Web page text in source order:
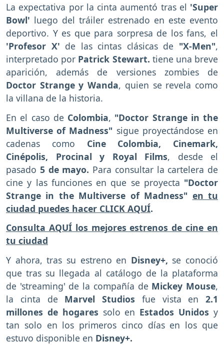
La expectativa por la cinta aumentó tras el 'Super
Bowl' luego del tráiler estrenado en este evento
deportivo. Y es que para sorpresa de los fans, el
'Profesor X' de las cintas clásicas de "X-Men",
interpretado por Patrick Stewart. tiene una breve
aparición, además de versiones zombies de
Doctor Strange y Wanda, quien se revela como
la villana de la historia.
En el caso de Colombia, "Doctor Strange in the
Multiverse of Madness" sigue proyectándose en
cadenas como Cine Colombia, Cinemark,
Cinépolis, Procinal y Royal Films, desde el
pasado 5 de mayo. Para consultar la cartelera de
cine y las funciones en que se proyecta "Doctor
Strange in the Multiverse of Madness" en tu
ciudad puedes hacer CLICK AQUÍ.
Consulta AQUÍ los mejores estrenos de cine en
tu ciudad
Y ahora, tras su estreno en Disney+, se conoció
que tras su llegada al catálogo de la plataforma
de 'streaming' de la compañía de Mickey Mouse,
la cinta de Marvel Studios fue vista en 2.1
millones de hogares solo en Estados Unidos y
tan solo en los primeros cinco días en los que
estuvo disponible en Disney+.